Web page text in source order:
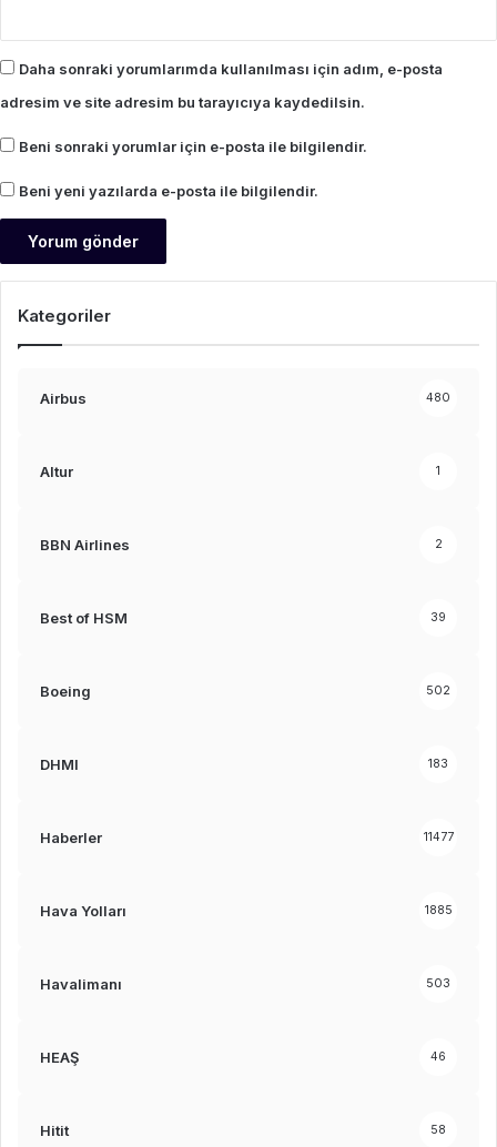
Daha sonraki yorumlarımda kullanılması için adım, e-posta
adresim ve site adresim bu tarayıcıya kaydedilsin.
Beni sonraki yorumlar için e-posta ile bilgilendir.
Beni yeni yazılarda e-posta ile bilgilendir.
Kategoriler
Airbus 480
Altur 1
BBN Airlines 2
Best of HSM 39
Boeing 502
DHMI 183
Haberler 11477
Hava Yolları 1885
Havalimanı 503
HEAŞ 46
Hitit 58